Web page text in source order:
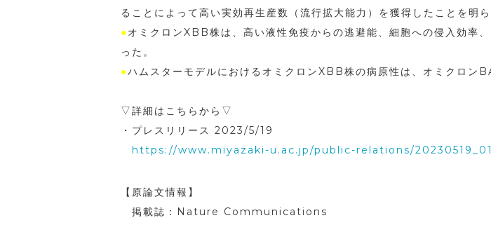
ることによって高い実効再生産数（流行拡大能力）を獲得したことを明ら
●オミクロンXBB株は、高い液性免疫からの逃避能、細胞への侵入効率
った。
●ハムスターモデルにおけるオミクロンXBB株の病原性は、オミクロン
▽詳細はこちらから▽
・プレスリリース 2023/5/19
https://www.miyazaki-u.ac.jp/public-relations/
【原論文情報】
掲載誌：Nature Communications